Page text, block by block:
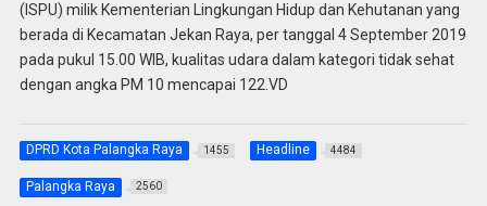
(ISPU) milik Kementerian Lingkungan Hidup dan Kehutanan yang
berada di Kecamatan Jekan Raya, per tanggal 4 September 2019
pada pukul 15.00 WIB, kualitas udara dalam kategori tidak sehat
dengan angka PM 10 mencapai 122.VD
DPRD Kota Palangka Raya 1455 Headline 4484
Palangka Raya 2560